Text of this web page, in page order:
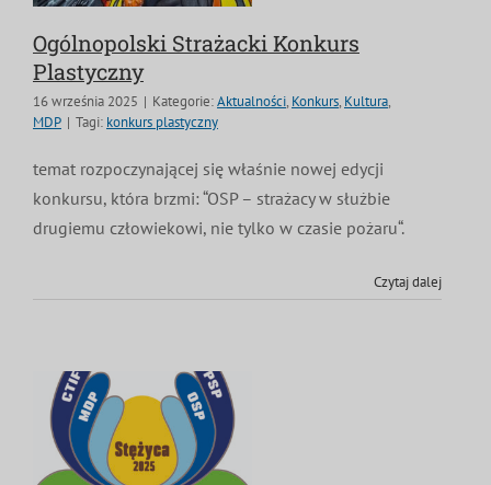
Ogólnopolski Strażacki Konkurs
Plastyczny
16 września 2025 | Kategorie:Aktualności, Konkurs, Kultura,
MDP | Tagi: konkurs plastyczny
temat rozpoczynającej się właśnie nowej edycji
konkursu, która brzmi: “OSP – strażacy w służbie
drugiemu człowiekowi, nie tylko w czasie pożaru“.
Czytaj dalej